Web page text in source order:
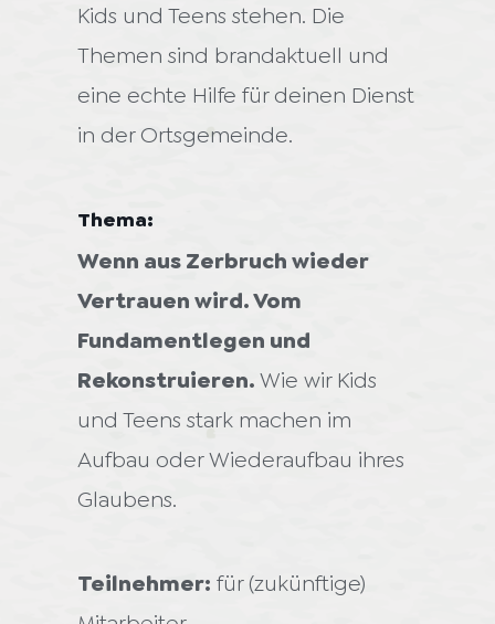
Kids und Teens stehen. Die
Themen sind brandaktuell und
eine echte Hilfe für deinen Dienst
in der Ortsgemeinde.
Thema:
Wenn aus Zerbruch wieder
Vertrauen wird. Vom
Fundamentlegen und
Rekonstruieren.Wie wir Kids
und Teens stark machen im
Aufbau oder Wiederaufbau ihres
Glaubens.
Teilnehmer: für (zukünftige)